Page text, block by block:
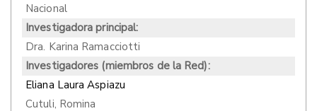
Nacional
Investigadora principal:
Dra. Karina Ramacciotti
Investigadores (miembros de la Red):
Eliana Laura Aspiazu
Cutuli, Romina